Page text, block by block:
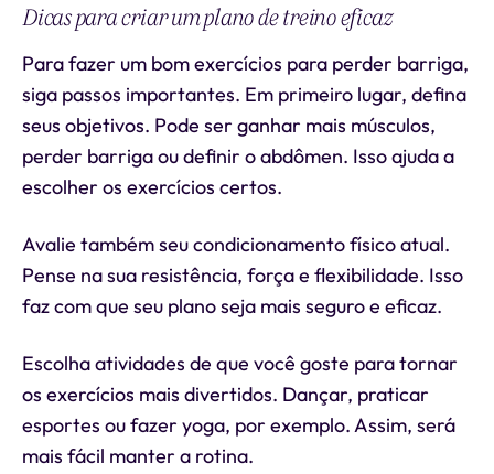
Dicas para criar um plano de treino eficaz
Para fazer um bom exercícios para perder barriga,
siga passos importantes. Em primeiro lugar, defina
seus objetivos. Pode ser ganhar mais músculos,
perder barriga ou definir o abdômen. Isso ajuda a
escolher os exercícios certos.
Avalie também seu condicionamento físico atual.
Pense na sua resistência, força e flexibilidade. Isso
faz com que seu plano seja mais seguro e eficaz.
Escolha atividades de que você goste para tornar
os exercícios mais divertidos. Dançar, praticar
esportes ou fazer yoga, por exemplo. Assim, será
mais fácil manter a rotina.